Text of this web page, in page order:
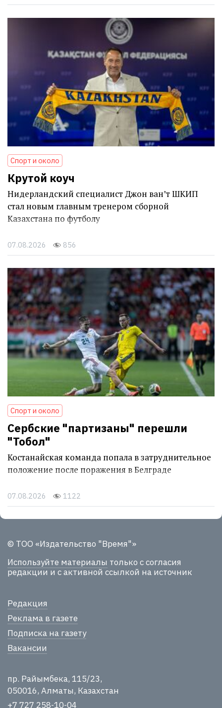
Спорт и около
Крутой коуч
Нидерландский специалист Джон ван’т ШКИП
стал новым главным тренером сборной
Казахстана по футболу
07.08.2026 856
Спорт и около
Сербские "партизаны" перешли
"Тобол"
Костанайская команда попала в затруднительное
положение после поражения в Белграде
07.08.2026 1122
© ТОО «Издательство "Время"»
Используйте материалы только с согласия
редакции и с активной ссылкой на источник
Редакция
Реклама в газете
Подписка на газету
Вакансии
пр. Райымбека, 115/23,
050016, Алматы, Казахстан
+7 727 258-10-04